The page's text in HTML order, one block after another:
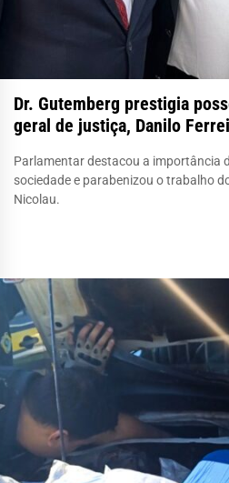
Dr. Gutemberg prestigia
geral de justiça, Danilo
Parlamentar destacou a importância
sociedade e parabenizou o trabalho
Nicolau.